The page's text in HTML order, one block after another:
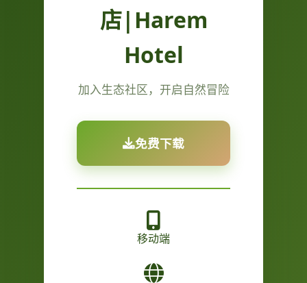
店|Harem
Hotel
加入生态社区，开启自然冒险
免费下载
移动端